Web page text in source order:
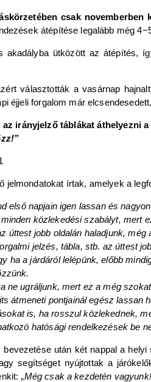
csak
átépítése legalább még
akadályba ütközött az átépítés,
választották a vasárnap
éjjeli forgalom már
irányjelző táblákat áthelyezni
jelmondatokat írtak, amelyek a
első napjain igen lassan és
közlekedési szabályt, mert
úttest jobb oldalán haladjunk,
jelzés, tábla, stb. az úttest
ha a járdáról lelépünk, előbb
ne ugráljunk, mert ez a még
átmeneti pontjainál egész lassan
is, ha rosszul közlekednek,
hatósági rendelkezések be
bevezetése után két nappal a
segítséget nyújtottak a
„Még csak a kezdetén